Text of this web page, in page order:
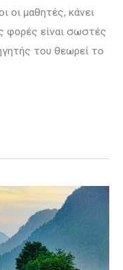
οι μαθητές, κάνει
φορές είναι σωστές
του θεω­ρεί το